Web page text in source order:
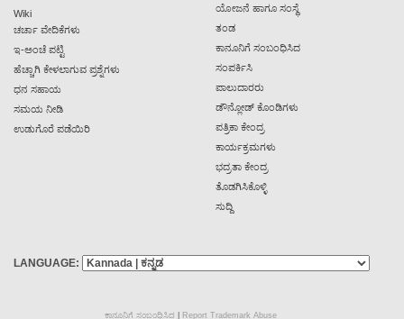
Wiki
ಚರ್ಚಾ ವೇದಿಕೆಗಳು
ಇ-ಅಂಚೆ ಪಟ್ಟಿ
ಹೆಚ್ಚಾಗಿ ಕೇಳಲಾಗುವ ಪ್ರಶ್ನೆಗಳು
ಧನ ಸಹಾಯ
ಸಮಯ ನೀಡಿ
ಉಡುಗೊರೆ ಪಡೆಯಿರಿ
ಯೋಜನೆ ಹಾಗೂ ಸಂಸ್ಥೆ
ತಂಡ
ಕಾನೂನಿಗೆ ಸಂಬಂಧಿಸಿದ
ಸಂಪರ್ಕಿಸಿ
ಪಾಲುದಾರರು
ಡೌನ್ಲೋಡ್ ಕೊಂಡಿಗಳು
ಪತ್ರಿಕಾ ಕೇಂದ್ರ
ಕಾರ್ಯಕ್ರಮಗಳು
ಭದ್ರತಾ ಕೇಂದ್ರ
ತೊಡಗಿಸಿಕೊಳ್ಳಿ
ಸುದ್ದಿ
LANGUAGE:
ಕಾನೂನಿಗೆ ಸಂಬಂಧಿಸಿದ Report Trademark Abuse